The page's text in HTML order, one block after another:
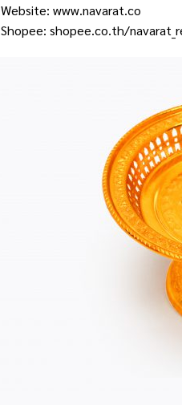
Website:www.navarat.co
Shopee:shopee.co.th/